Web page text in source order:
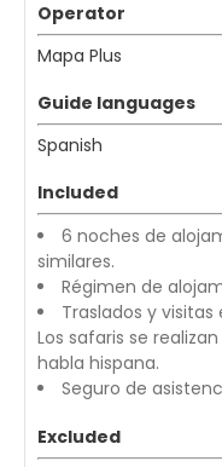
Operator
Mapa Plus
Guide languages
Spanish
Included
6 noches de
similares.
Régimen de
Traslados y
Los safaris se
habla hispana.
Seguro de
Excluded